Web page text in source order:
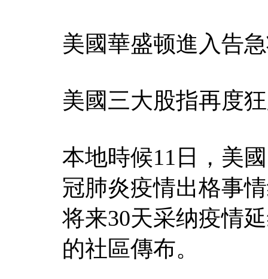
美國華盛顿進入告
美國三大股指再度
本地時候11日，美
冠肺炎疫情出格事
将来30天采纳疫情
的社區傳布。